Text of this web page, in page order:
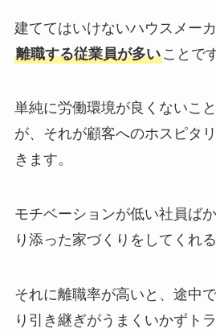
建ててはいけないハウスメー
離職する従業員が多いことで
単純に労働環境が良くないこ
が、それが顧客へのホスピタ
きます。
モチベーションが低い社員ば
り添った家づくりをしてくれ
それに離職率が高いと、途中
り引き継ぎがうまくいかずト